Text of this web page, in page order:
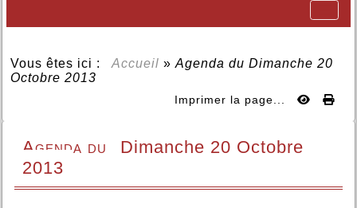
Vous êtes ici : Accueil » Agenda du Dimanche 20
Octobre 2013
Imprimer la page...
Agenda du
Dimanche 20 Octobre
2013